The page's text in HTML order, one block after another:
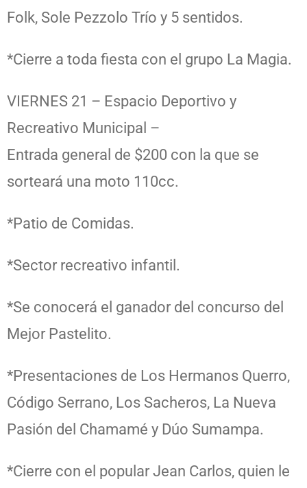
Folk, Sole Pezzolo Trío y 5 sentidos.
*Cierre a toda fiesta con el grupo La Magia.
VIERNES 21 – Espacio Deportivo y
Recreativo Municipal –
Entrada general de $200 con la que se
sorteará una moto 110cc.
*Patio de Comidas.
*Sector recreativo infantil.
*Se conocerá el ganador del concurso del
Mejor Pastelito.
*Presentaciones de Los Hermanos Querro,
Código Serrano, Los Sacheros, La Nueva
Pasión del Chamamé y Dúo Sumampa.
*Cierre con el popular Jean Carlos, quien le